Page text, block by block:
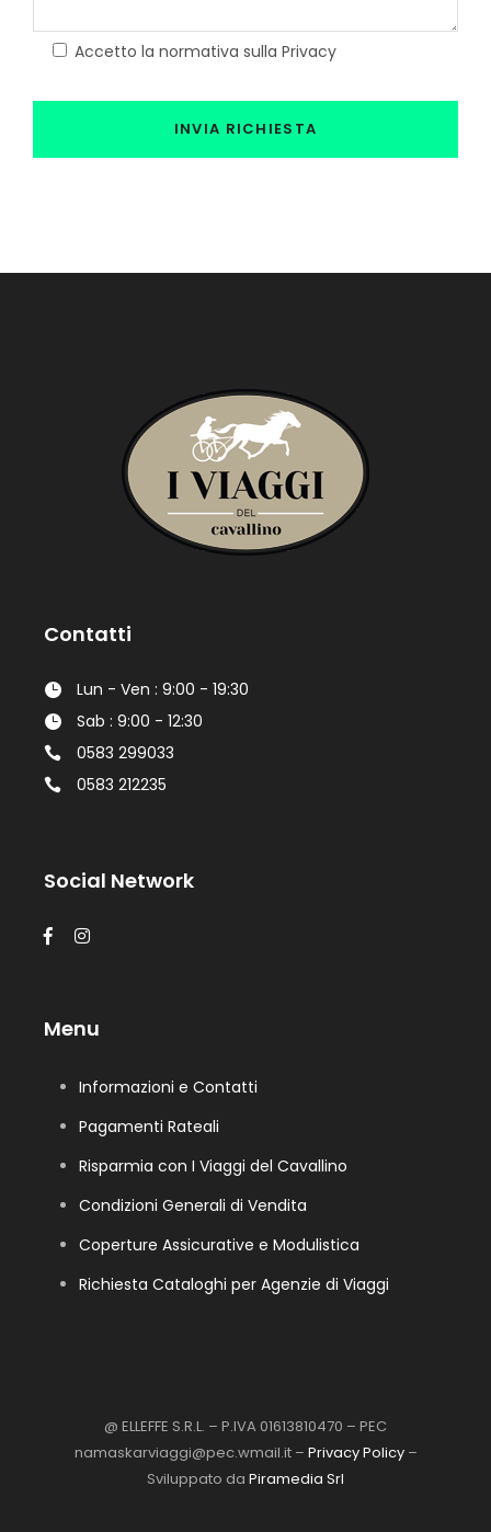
Accetto la normativa sulla Privacy
Contatti
Lun - Ven : 9:00 - 19:30
Sab : 9:00 - 12:30
0583 299033
0583 212235
Social Network
Menu
Informazioni e Contatti
Pagamenti Rateali
Risparmia con I Viaggi del Cavallino
Condizioni Generali di Vendita
Coperture Assicurative e Modulistica
Richiesta Cataloghi per Agenzie di Viaggi
@ ELLEFFE S.R.L. – P.IVA 01613810470 – PEC
namaskarviaggi@pec.wmail.it – Privacy Policy–
Sviluppato da Piramedia Srl